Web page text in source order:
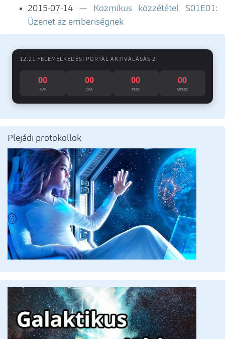
2015-07-14
Kozmikus közzététel S01E01:
Üzenet az emberiségnek
12:21 FELEMELKEDÉSI PORTÁL AKTIVÁLÁSÁS 2
00
NAP
00
ÓRA
00
PERC
00
MPERC
Plejádi protokollok